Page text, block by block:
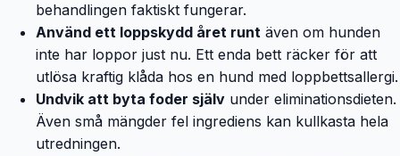
behandlingen faktiskt fungerar.
Använd ett loppskydd året runt även om hunden
inte har loppor just nu. Ett enda bett räcker för att
utlösa kraftig klåda hos en hund med loppbettsallergi.
Undvik att byta foder själv under eliminationsdieten.
Även små mängder fel ingrediens kan kullkasta hela
utredningen.